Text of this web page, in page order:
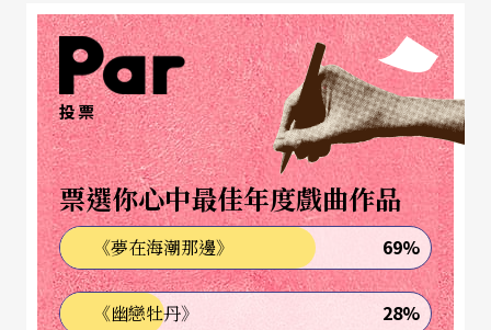
底走到哪裡了。當時我問他身體可好，他說都沒問
題，所以我以為他的緩慢是一種選擇性面對世界的
方式，沒想到說再見之後沒多久他就發現生病了，
在治療無效後，以一種慢慢fade out（淡出）的方
式離開了我們。
接觸即興在台灣落腳三十餘年大大地改變了台灣舞
蹈的面貌。從專業的呈現而言，以實際的接觸出
發，由即興發展出來的動作往往讓人意想不到，雙
投票
票選你心中最佳年度戲曲作品
《夢在海潮那邊》 69%
《幽戀牡丹》 28%